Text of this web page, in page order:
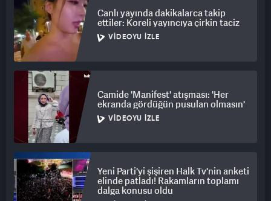
Canlı yayında dakikalarca takip
ettiler: Koreli yayıncıya çirkin taciz
VIDEOYU İZLE
Camide 'Manifest' atışması: 'Her
ekranda gördüğün pusulan olmasın'
VIDEOYU İZLE
Yeni Parti'yi şişiren Halk Tv'nin anketi
elinde patladı! Rakamların toplamı
dalga konusu oldu